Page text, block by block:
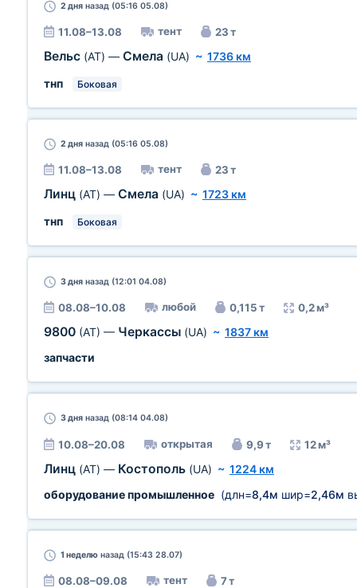
2 дня назад (05:16 05.08)
11.08–13.08 тент 23 т
Вельс (AT) — Смела (UA) ~ 1736 км
тнп
Боковая
2 дня назад (05:16 05.08)
11.08–13.08 тент 23 т
Линц (AT) — Смела (UA) ~ 1723 км
тнп
Боковая
3 дня назад (12:01 04.08)
08.08–10.08 любой 0,115 т 0,2 м³
9800 (AT) — Черкассы (UA) ~ 1837 км
запчасти
3 дня назад (08:14 04.08)
10.08–20.08 открытая 9,9 т 12 м³
Линц (AT) — Костополь (UA) ~ 1224 км
оборудование промышленное (длн=8,4м шир=2,46м
1 неделю назад (15:43 28.07)
08.08–09.08 тент 7 т